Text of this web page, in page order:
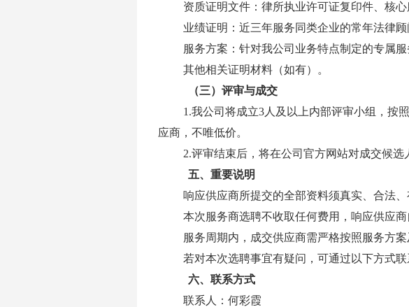
资质证明文件：律所执业许可证复印件、核
业绩证明：近三年服务同类企业的常年法律顾
服务方案：针对我公司业务特点制定的专属
其他相关证明材料（如有）。
（三） 评审与成交
1.我公司将成立3人及以上内部评审小组，按
应商，不唯低价。
2.评审结束后，将在公司官方网站对成交候选
五、 重要说明
响应供应商所提交的全部资料须真实、合法
本次服务商选聘不收取任何费用，响应供应
服务周期内，成交供应商需严格按照服务方
若对本次选聘事宜有疑问，可通过以下方式联
六、 联系方式
联系人：何彩霞